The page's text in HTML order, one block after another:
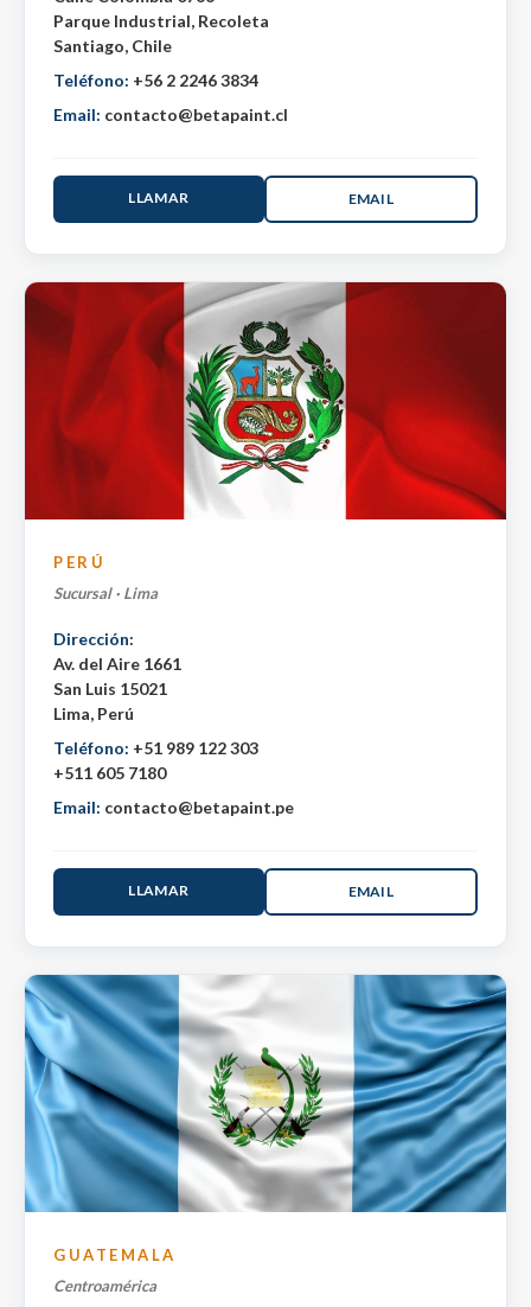
Parque Industrial, Recoleta
Santiago, Chile
Teléfono: +56 2 2246 3834
Email: contacto@betapaint.cl
LLAMAR EMAIL
PERÚ
Sucursal · Lima
Dirección:
Av. del Aire 1661
San Luis 15021
Lima, Perú
Teléfono: +51 989 122 303
+511 605 7180
Email: contacto@betapaint.pe
LLAMAR EMAIL
GUATEMALA
Centroamérica